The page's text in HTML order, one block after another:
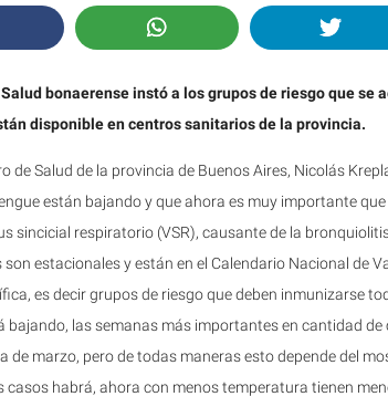
bonaerense instó a los grupos de riesgo que se
disponible en centros sanitarios de la provincia.
de Salud de la provincia de Buenos Aires, Nicolás
están bajando y que ahora es muy importante
sincicial respiratorio (VSR), causante de la
son estacionales y están en el Calendario Nacional de
es decir grupos de riesgo que deben inmunizarse
bajando, las semanas más importantes en cantidad
de marzo, pero de todas maneras esto depende del
casos habrá, ahora con menos temperatura tienen